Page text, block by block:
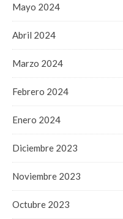
Mayo 2024
Abril 2024
Marzo 2024
Febrero 2024
Enero 2024
Diciembre 2023
Noviembre 2023
Octubre 2023